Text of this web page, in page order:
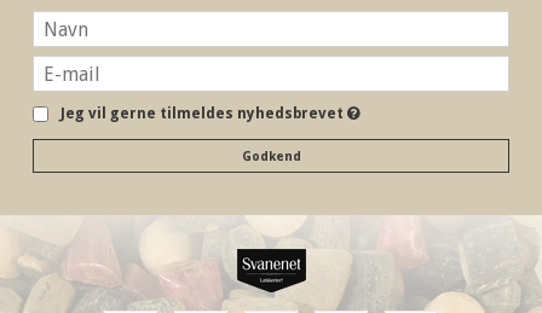
Jeg vil gerne tilmeldes nyhedsbrevet
Godkend